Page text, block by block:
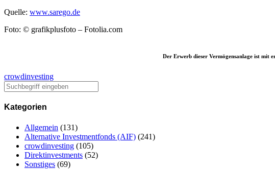
Quelle: www.sarego.de
Foto: © grafikplusfoto – Fotolia.com
Der Erwerb dieser Vermögensanlage ist mit
crowdinvesting
Kategorien
Allgemein (131)
Alternative Investmentfonds (AIF) (241)
crowdinvesting (105)
Direktinvestments (52)
Sonstiges (69)